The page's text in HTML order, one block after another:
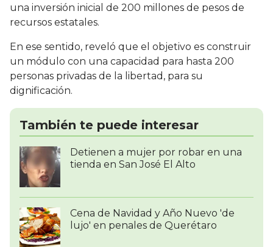
una inversión inicial de 200 millones de pesos de
recursos estatales.
En ese sentido, reveló que el objetivo es construir
un módulo con una capacidad para hasta 200
personas privadas de la libertad, para su
dignificación.
También te puede interesar
Detienen a mujer por robar en una
tienda en San José El Alto
Cena de Navidad y Año Nuevo 'de
lujo' en penales de Querétaro